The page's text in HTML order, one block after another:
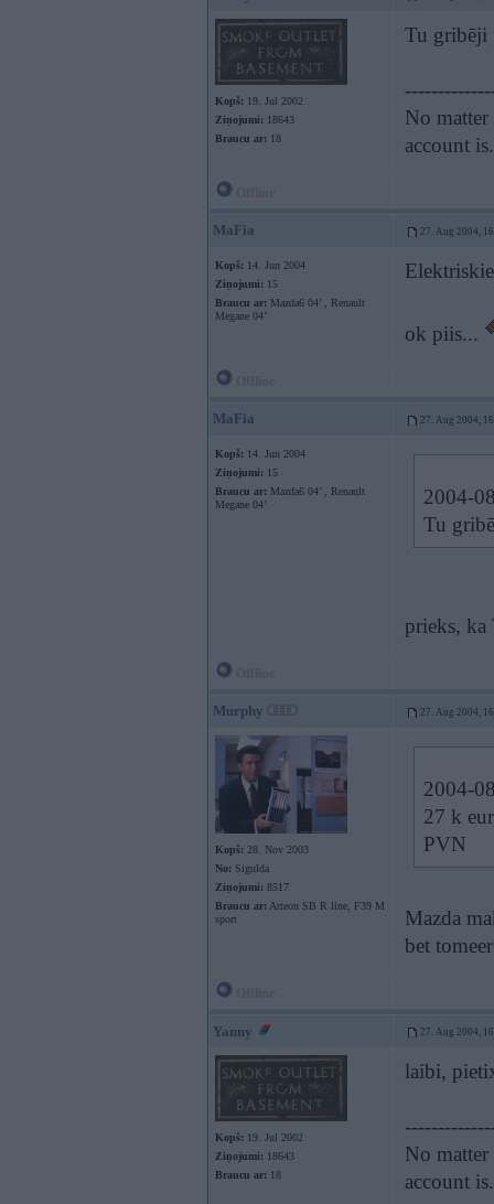
Kopš: 19. Jul 2002
Ziņojumi: 18643
Braucu ar: 18
Tu gribēji
No
account
MaFia 27. Aug 2004,
Kopš: 14. Jun 2004
Ziņojumi: 15
Braucu ar: Mazda6 04’ , Renault
Megane 04’
ok piis...
MaFia 27. Aug 2004,
Kopš: 14. Jun 2004
Ziņojumi: 15
Braucu ar: Mazda6 04’ , Renault
Megane 04’
2004-
Tu
prieks,
Murphy 27. Aug 2004,
Kopš: 28. Nov 2003
No: Sigulda
Ziņojumi: 8517
Braucu ar: Arteon SB R line, F39 M
sport
2004-
27 k
PVN
Mazda
bet
Yanny 27. Aug 2004,
Kopš: 19. Jul 2002
Ziņojumi: 18643
Braucu ar: 18
laibi,
No
account